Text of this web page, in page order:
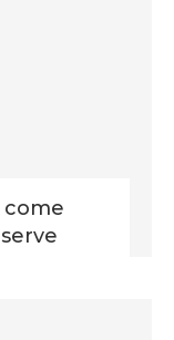
come